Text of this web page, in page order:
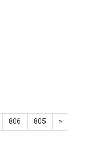
«
805
806